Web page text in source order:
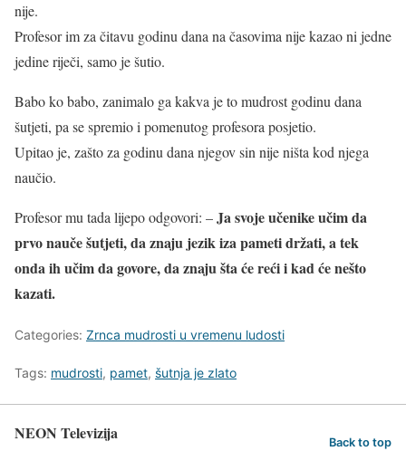
nije.
Profesor im za čitavu godinu dana na časovima nije kazao ni jedne
jedine riječi, samo je šutio.
Babo ko babo, zanimalo ga kakva je to mudrost godinu dana
šutjeti, pa se spremio i pomenutog profesora posjetio.
Upitao je, zašto za godinu dana njegov sin nije ništa kod njega
naučio.
Profesor mu tada lijepo odgovori: –Ja svoje učenike učim da
prvo nauče šutjeti, da znaju jezik iza pameti držati, a tek
onda ih učim da govore, da znaju šta će reći i kad će nešto
kazati.
Categories: Zrnca mudrosti u vremenu ludosti
Tags: mudrosti, pamet, šutnja je zlato
NEON Televizija Back to top